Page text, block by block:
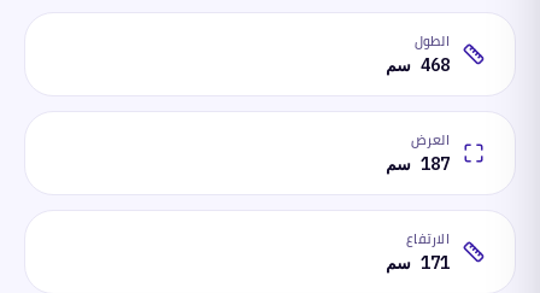
الطول
468 سم
العرض
187 سم
الارتفاع
171 سم